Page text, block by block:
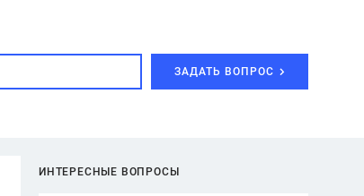
ЗАДАТЬ ВОПРОС
ИНТЕРЕСНЫЕ ВОПРОСЫ